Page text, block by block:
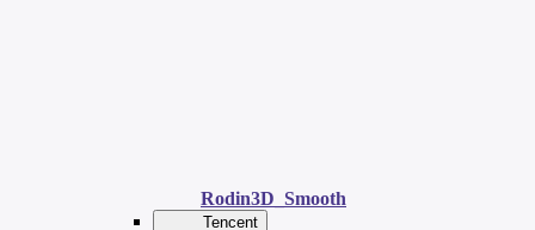
Rodin3D_Smooth
Tencent